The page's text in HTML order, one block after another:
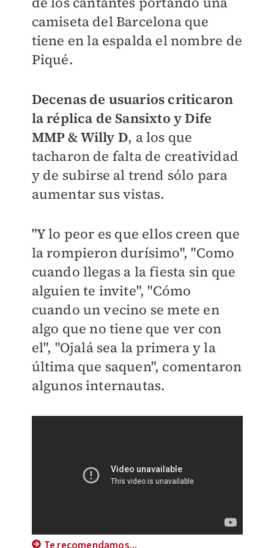
camiseta del Barcelona que
tiene en la espalda el nombre de
Piqué.
Decenas de usuarios criticaron
la réplica de Sansixto y Dife
MMP & Willy D, a los que
tacharon de falta de creatividad
y de subirse al trend sólo para
aumentar sus vistas.
"Y lo peor es que ellos creen que
la rompieron durísimo", "Como
cuando llegas a la fiesta sin que
alguien te invite", "Cómo
cuando un vecino se mete en
algo que no tiene que ver con
el", "Ojalá sea la primera y la
última que saquen", comentaron
algunos internautas.